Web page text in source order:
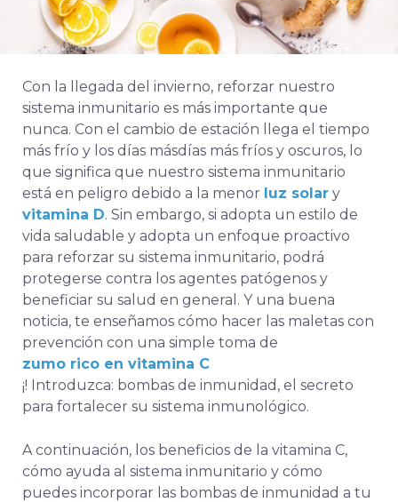
Con la llegada del invierno, reforzar nuestro
sistema inmunitario es más importante que
nunca. Con el cambio de estación llega el tiempo
más frío y los días másdías más fríos y oscuros, lo
que significa que nuestro sistema inmunitario
está en peligro debido a la menor luz solar y
vitamina D. Sin embargo, si adopta un estilo de
vida saludable y adopta un enfoque proactivo
para reforzar su sistema inmunitario, podrá
protegerse contra los agentes patógenos y
beneficiar su salud en general. Y una buena
noticia, te enseñamos cómo hacer las maletas con
prevención con una simple toma de
zumo rico en vitamina C
¡! Introduzca: bombas de inmunidad, el secreto
para fortalecer su sistema inmunológico.
A continuación, los beneficios de la vitamina C,
cómo ayuda al sistema inmunitario y cómo
puedes incorporar las bombas de inmunidad a tu